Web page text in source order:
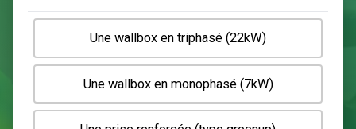
Quel type de borne souhaitez-
installer ?